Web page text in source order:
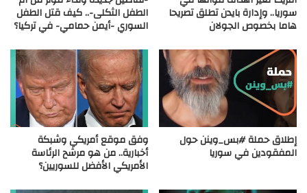
سوريا.. وإدارة بايدن تطلق تصريحا
هاما بخصوص الجولان
الطفل الثكلى-.. كيف قتل الطفل
السوري -أيمن حمامي- في تركيا؟
إطلاق حملة #بس_وينن حول
المفقودين في سوريا
وفق موقع أمريكي وشبكة
أخبارية.. من هو مرشح الرئاسة
الأمريكي الأفضل للسوريين؟